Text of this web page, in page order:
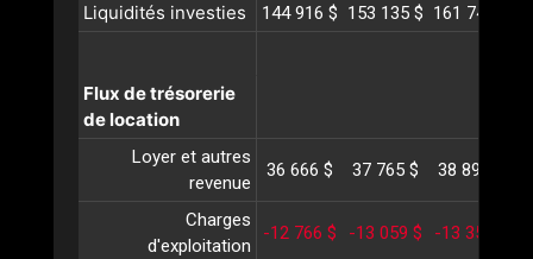
Liquidités investies 144 916 $ 153 135 $ 161 748 $
Flux de trésorerie
de location
Loyer et autres
revenue
36 666 $ 37 765 $ 38 898 $
Charges
d'exploitation
-12 766 $ -13 059 $ -13 359 $